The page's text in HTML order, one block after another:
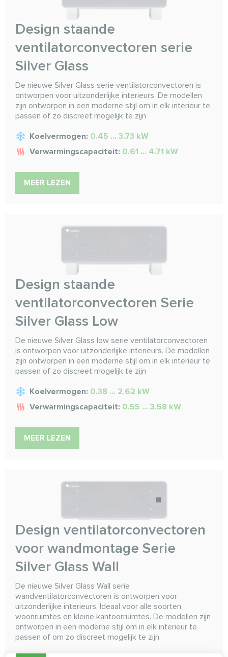
Design staande
ventilatorconvectoren serie
Silver Glass
De nieuwe Silver Glass serie ventilatorconvectoren is
ontworpen voor uitzonderlijke interieurs. De modellen
zijn ontworpen in een moderne stijl om in elk interieur te
passen of zo discreet mogelijk te zijn
Koelvermogen: 0.45 ... 3.73 kW
Verwarmingscapaciteit: 0.61 ... 4.71 kW
MEER LEZEN
Design staande
ventilatorconvectoren Serie
Silver Glass Low
De nieuwe Silver Glass low serie ventilatorconvectoren
is ontworpen voor uitzonderlijke interieurs. De modellen
zijn ontworpen in een moderne stijl om in elk interieur te
passen of zo discreet mogelijk te zijn
Koelvermogen: 0.38 ... 2,62 kW
Verwarmingscapaciteit: 0.55 ... 3.58 kW
MEER LEZEN
Design ventilatorconvectoren
voor wandmontage Serie
Silver Glass Wall
De nieuwe Silver Glass Wall serie
wandventilatorconvectoren is ontworpen voor
uitzonderlijke interieurs. Ideaal voor alle soorten
woonruimtes en kleine kantoorruimtes. De modellen zijn
ontworpen in een moderne stijl om in elk interieur te
passen of om zo discreet mogelijk te zijn